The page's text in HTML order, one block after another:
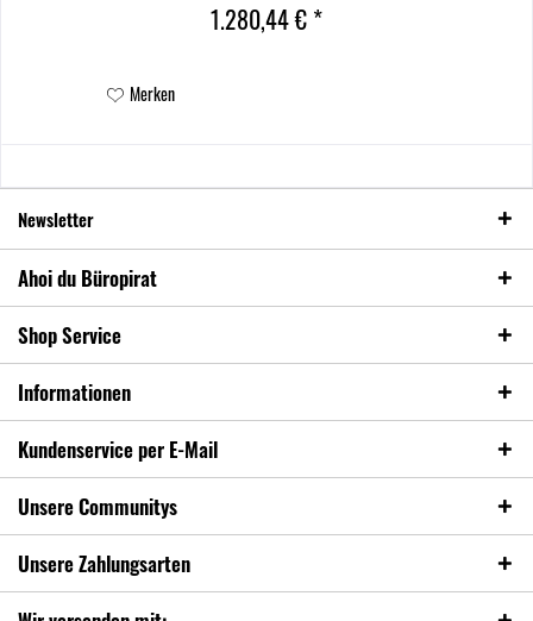
1.280,44 € *
Merken
Newsletter
Ahoi du Büropirat
Shop Service
Informationen
Kundenservice per E-Mail
Unsere Communitys
Unsere Zahlungsarten